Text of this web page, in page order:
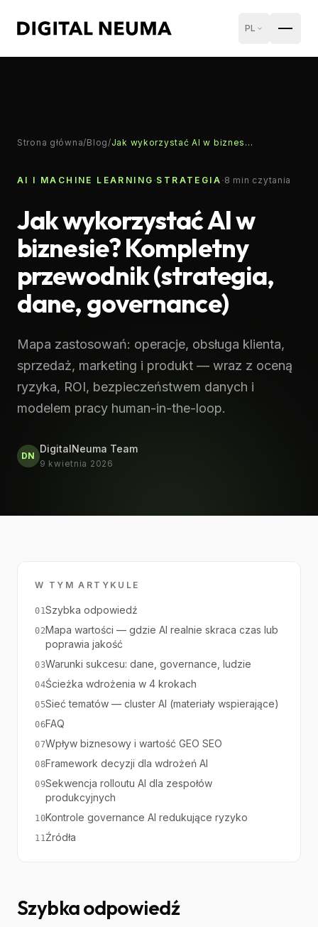
PL
Strona główna/Blog/ Jak wykorzystać AI w biznesie? Kompletny przewodnik (strategia, dane, governance)
AI I MACHINE LEARNING ·STRATEGIA ·8 min czytania
Jak wykorzystać AI w
biznesie? Kompletny
przewodnik (strategia,
dane, governance)
Mapa zastosowań: operacje, obsługa klienta,
sprzedaż, marketing i produkt — wraz z oceną
ryzyka, ROI, bezpieczeństwem danych i
modelem pracy human-in-the-loop.
DN
DigitalNeuma Team
9 kwietnia 2026
W TYM ARTYKULE
01Szybka odpowiedź
02Mapa wartości — gdzie AI realnie skraca czas lub
poprawia jakość
03Warunki sukcesu: dane, governance, ludzie
04Ścieżka wdrożenia w 4 krokach
05Sieć tematów — cluster AI (materiały wspierające)
06FAQ
07Wpływ biznesowy i wartość GEO SEO
08Framework decyzji dla wdrożeń AI
09Sekwencja rolloutu AI dla zespołów
produkcyjnych
10Kontrole governance AI redukujące ryzyko
11Źródła
Szybka odpowiedź